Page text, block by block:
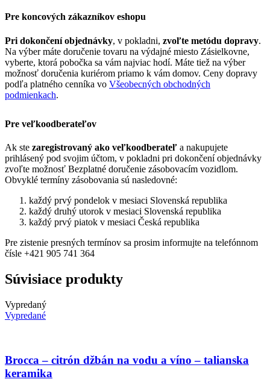
Pre koncových zákazníkov eshopu
Pri dokončení objednávky, v pokladni, zvoľte metódu dopravy.
Na výber máte doručenie tovaru na výdajné miesto Zásielkovne,
vyberte, ktorá pobočka sa vám najviac hodí. Máte tiež na výber
možnosť doručenia kuriérom priamo k vám domov. Ceny dopravy
podľa platného cenníka vo Všeobecných obchodných
podmienkach.
Pre veľkoodberateľov
Ak ste zaregistrovaný ako veľkoodberateľ a nakupujete
prihlásený pod svojim účtom, v pokladni pri dokončení objednávky
zvoľte možnosť Bezplatné doručenie zásobovacím vozidlom.
Obvyklé termíny zásobovania sú nasledovné:
každý prvý pondelok v mesiaci Slovenská republika
každý druhý utorok v mesiaci Slovenská republika
každý prvý piatok v mesiaci Česká republika
Pre zistenie presných termínov sa prosim informujte na telefónnom
čísle +421 905 741 364
Súvisiace produkty
Vypredaný
Vypredané
Brocca – citrón džbán na vodu a víno – talianska
keramika